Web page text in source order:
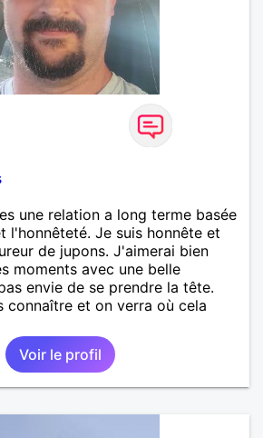
une relation a long terme basée
l'honnêteté. Je suis honnête et
de jupons. J'aimerai bien
moments avec une belle
envie de se prendre la tête.
connaître et on verra où cela
Voir le profil